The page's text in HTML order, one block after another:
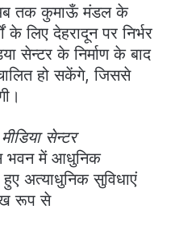
अब तक कुमाऊँ मंडल के
के लिए देहरादून पर निर्भर
सेन्टर के निर्माण के बाद
हो सकेंगे, जिससे
सेन्टर
भवन में आधुनिक
अत्याधुनिक सुविधाएं
रूप से